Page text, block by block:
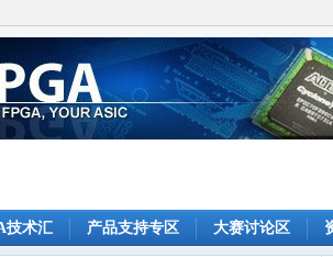
技术汇 产品支持专区 大赛讨论区